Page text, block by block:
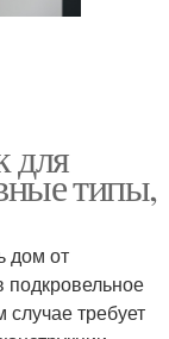
для
типы,
дом от
требует